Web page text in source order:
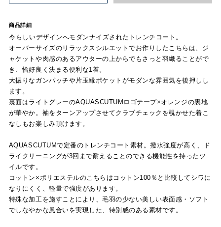
商品詳細
今らしいデザインへモダンナイズされたトレンチコート。
オーバーサイズのリラックスシルエットでお作りしたこちらは、ジ
ャケットや肉感のあるアウターの上からでもさっと羽織ることがで
き、恰好良く決まる便利な1着。
大振りなガンパッチや片玉縁ポケットがモダンな雰囲気を後押しし
ます。
裏面はライトグレーのAQUASCUTUMロゴテープ×オレンジの裏地
が華やか。袖をターンアップさせてクラブチェックを覗かせた着こ
なしもお楽しみ頂けます。
AQUASCUTUMで定番のトレンチコート素材。撥水強度が高く、ド
ライクリーニングが3回まで耐えることのできる機能性を持ったツ
イルです。
コットン×ポリエステルのこちらはコットン100％と比較してシワに
なりにくく、軽量で強度があります。
特殊な加工を施すことにより、毛羽の少ない美しい表面感・ソフト
でしなやかな風合いを実現した、特別感のある素材です。